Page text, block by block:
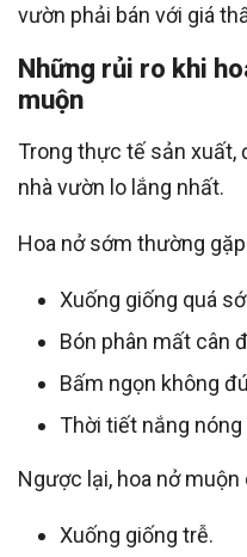
vườn phải bán với giá
Những rủi ro khi
muộn
Trong thực tế sản xuất,
nhà vườn lo lắng nhất.
Hoa nở sớm thường
Xuống giống quá
Bón phân mất cân
Bấm ngọn không
Thời tiết nắng nóng
Ngược lại, hoa nở muộn
Xuống giống trễ.